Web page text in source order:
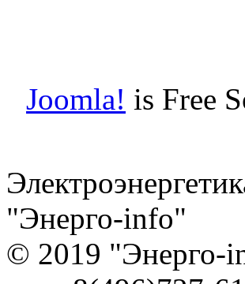
Joomla! is Free
"Энерго-info"
© 2019 "Энерго-